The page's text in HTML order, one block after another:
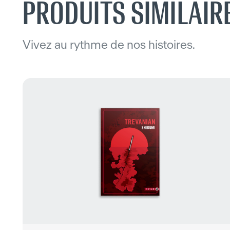
PRODUITS
Vivez au rythme de nos histoires.